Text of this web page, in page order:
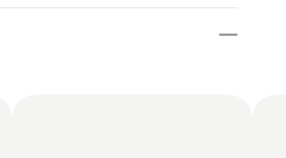
ürün serisi, işiniz için en